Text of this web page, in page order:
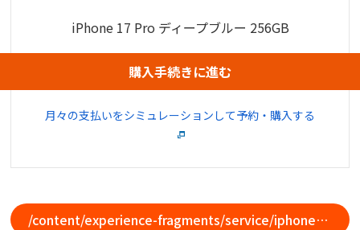
iPhone 17 Pro ディープブルー 256GB
購入手続きに進む
月々の支払いをシミュレーションして予約・購入する
/content/experience-fragments/service/iphone/product/iphone-set/master